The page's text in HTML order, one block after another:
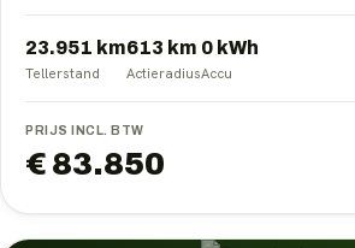
23.951 km
Tellerstand
613 km
Actieradius
0 kWh
Accu
PRIJS INCL. BTW
€ 83.850